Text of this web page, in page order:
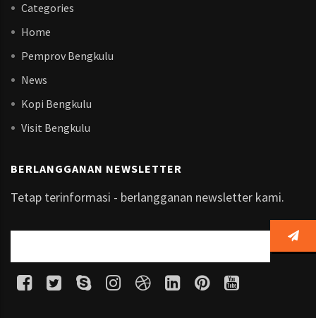
Categories
Home
Pemprov Bengkulu
News
Kopi Bengkulu
Visit Bengkulu
BERLANGGANAN NEWSLETTER
Tetap terinformasi - berlangganan newsletter kami.